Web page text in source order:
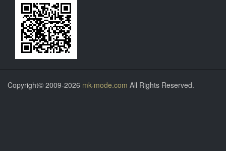
Copyright© 2009-2026 mk-mode.com All Rights Reserved.